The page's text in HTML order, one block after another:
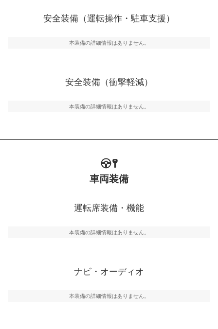
運転・駐車支援
グ・アシストやサイドブラインドモニターなどが装備さ
万が一車体が衝撃を受けたときに、運転者・同乗者を守
るSRSエアバッグシステム、プリテンショナーシートベ
安全装備（運転操作・駐車支援）
本装備の詳細情報はありません。
安全装備（衝撃軽減）
本装備の詳細情報はありません。
車両装備
運転席装備・機能
本装備の詳細情報はありません。
ナビ・オーディオ
本装備の詳細情報はありません。